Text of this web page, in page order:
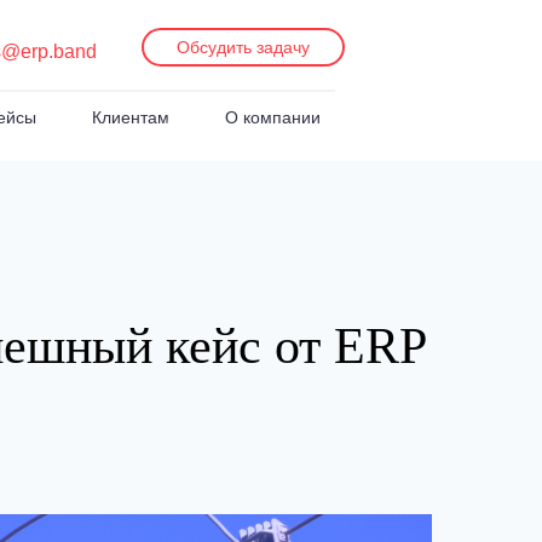
Обсудить задачу
О компании
Клиентам
кейс от ERP